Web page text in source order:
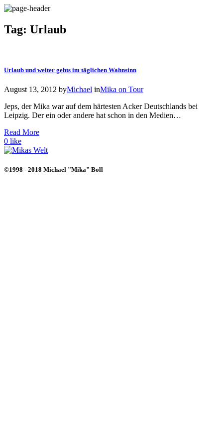
Tag: Urlaub
Urlaub und weiter gehts im täglichen Wahnsinn
August 13, 2012 byMichael inMika on Tour
Jeps, der Mika war auf dem härtesten Acker Deutschlands bei
Leipzig. Der ein oder andere hat schon in den Medien…
Read More
0 like
©1998 - 2018 Michael "Mika" Boll